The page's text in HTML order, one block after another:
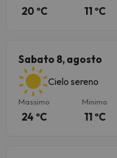
20 ºC 11 ºC
Sabato 8, agosto
Cielo sereno
Massimo
24 ºC
Minimo
11 ºC